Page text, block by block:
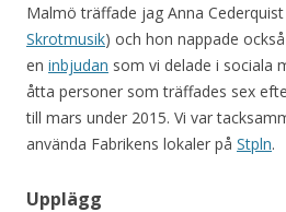
Malmö träffade jag Anna
Skrotmusik) och hon nappade
en inbjudan som vi delade i sociala
åtta personer som träffades sex
till mars under 2015. Vi var
använda Fabrikens lokaler på Stpln.
Upplägg